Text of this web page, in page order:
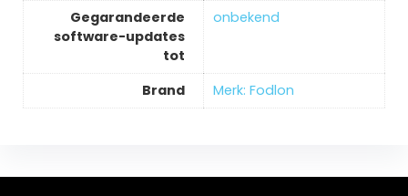
Gegarandeerde
software-updates
tot
‎onbekend
Brand Merk: Fodlon